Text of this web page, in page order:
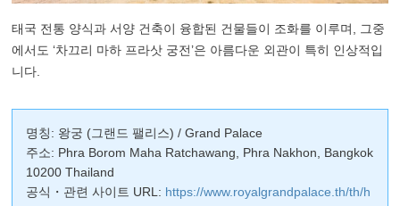
태국 전통 양식과 서양 건축이 융합된 건물들이 조화를 이루며, 그중
에서도 ‘차끄리 마하 프라삿 궁전’은 아름다운 외관이 특히 인상적입
니다.
명칭: 왕궁 (그랜드 팰리스) / Grand Palace
주소: Phra Borom Maha Ratchawang, Phra Nakhon, Bangkok
10200 Thailand
공식・관련 사이트 URL: https://www.royalgrandpalace.th/th/h